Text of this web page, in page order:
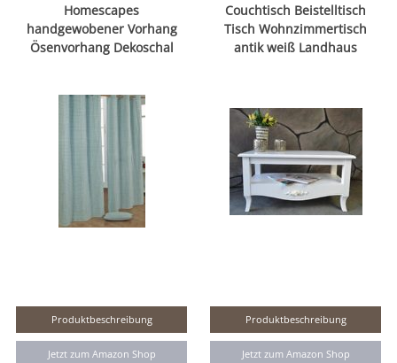
Homescapes
handgewobener Vorhang
Ösenvorhang Dekoschal
Produktbeschreibung
Jetzt zum Amazon Shop
Couchtisch Beistelltisch
Tisch Wohnzimmertisch
antik weiß Landhaus
Produktbeschreibung
Jetzt zum Amazon Shop